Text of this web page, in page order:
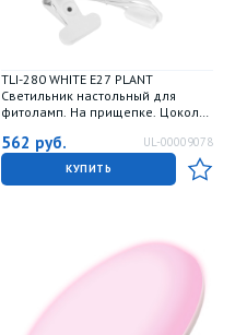
TLI-280 WHITE E27 PLANT
Светильник настольный для
фитоламп. На прищепке. Цоколь
562 руб. UL-00009078
КУПИТЬ